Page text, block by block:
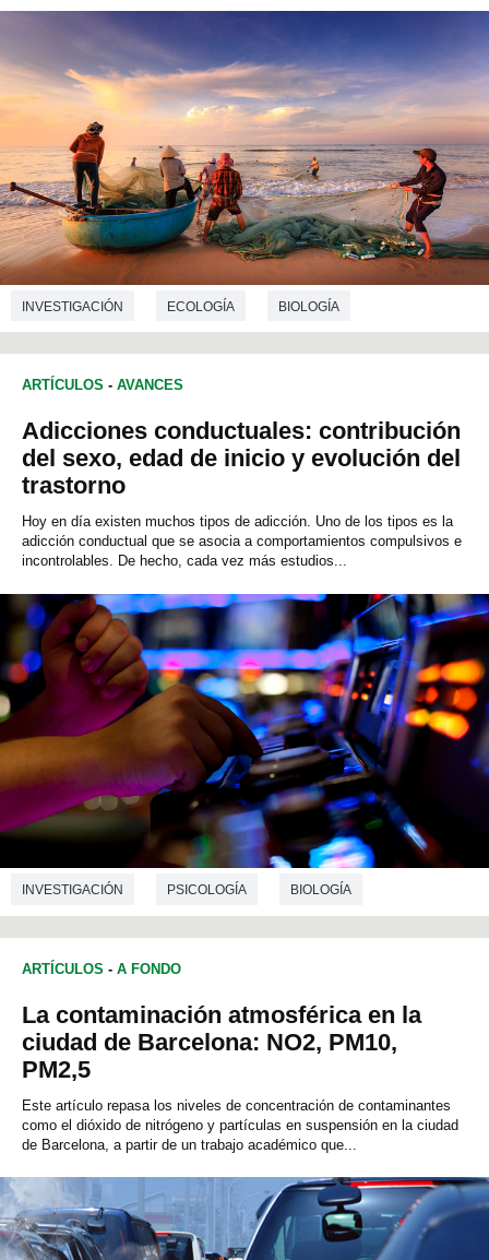
INVESTIGACIÓN ECOLOGÍA BIOLOGÍA
ARTÍCULOS - AVANCES
Adicciones conductuales: contribución
del sexo, edad de inicio y evolución del
trastorno
Hoy en día existen muchos tipos de adicción. Uno de los tipos es la
adicción conductual que se asocia a comportamientos compulsivos e
incontrolables. De hecho, cada vez más estudios...
INVESTIGACIÓN PSICOLOGÍA BIOLOGÍA
ARTÍCULOS - A FONDO
La contaminación atmosférica en la
ciudad de Barcelona: NO2, PM10,
PM2,5
Este artículo repasa los niveles de concentración de contaminantes
como el dióxido de nitrógeno y partículas en suspensión en la ciudad
de Barcelona, a partir de un trabajo académico que...